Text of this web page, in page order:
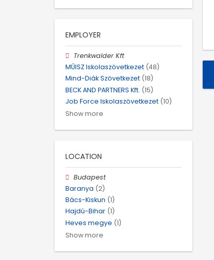
EMPLOYER
Trenkwalder Kft
MŰISZ Iskolaszövetkezet (48)
Mind-Diák Szövetkezet (18)
BECK AND PARTNERS Kft. (15)
Job Force Iskolaszövetkezet (10)
Show more
LOCATION
Budapest
Baranya (2)
Bács-Kiskun (1)
Hajdú-Bihar (1)
Heves megye (1)
Show more